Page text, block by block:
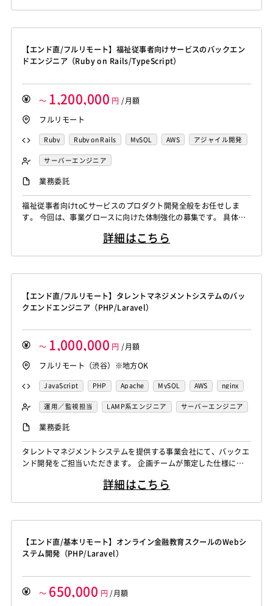
【エンド直/フルリモート】福祉従事者向けサービスのバックエン
ドエンジニア（Ruby on Rails/TypeScript）
～ 1,200,000 円 /月額
フルリモート
Ruby Ruby on Rails MySQL AWS
アジャイル開発
nginx
TypeScript
サーバーエンジニア
バックエンドエンジニア（サーバーサイド）
業務委託
福祉従事者向けtoCサービスのプロダクト開発全般をお任せしま
す。 今回は、事業グロースに向けた体制強化の募集です。 具体的
チングプラットフォーム、福祉業界向けの人材紹介、求人機能など
ニアリング領域全般をミッション...
詳細はこちら
【エンド直/フルリモート】タレントマネジメントシステムのバッ
クエンドエンジニア（PHP/Laravel）
～ 1,000,000 円 /月額
フルリモート（渋谷）※地方OK
JavaScript PHP Apache MySQL AWS
nginx
Laravel
TypeScript Redis Docker
Redmine
運用／監視担当 LAMP系エンジニア
サーバーエンジニア
バックエンドエンジニア（サーバーサイド）
業務委託
タレントマネジメントシステムを提供する事業会社にて、バックエ
ンド開発をご担当いただきます。 企画チームが策定した仕様に基
Codeなどを活用したAI駆動開発を積極的に取り入れており、最新
改修 ・PC...
詳細はこちら
【エンド直/基本リモート】オンライン金融教育スクールのWebシ
ステム開発（PHP/Laravel）
～ 650,000 円 /月額